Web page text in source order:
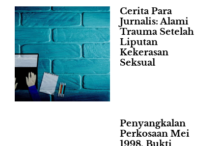
Cerita Para
Jurnalis: Alami
Trauma Setelah
Liputan
Kekerasan
Seksual
Penyangkalan
Perkosaan Mei